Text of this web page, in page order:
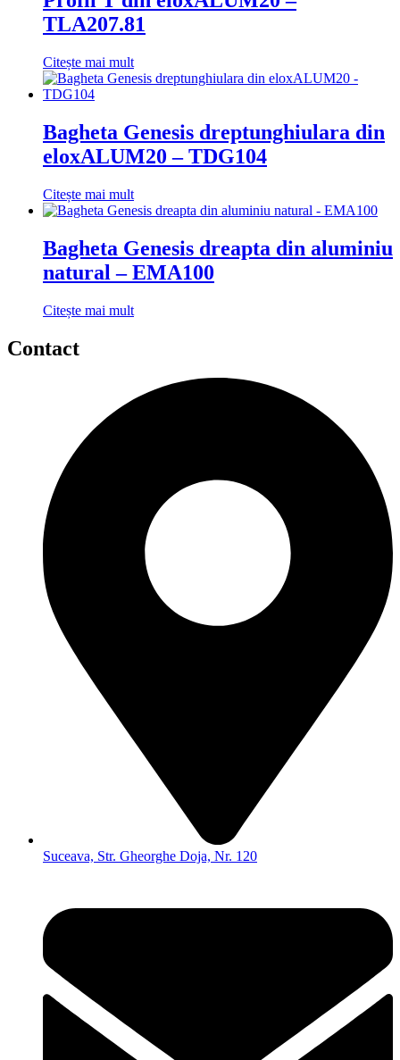
TLA207.81
Citește mai mult
Bagheta Genesis dreptunghiulara din
eloxALUM20 – TDG104
Citește mai mult
Bagheta Genesis dreapta din aluminiu
natural – EMA100
Citește mai mult
Contact
Suceava, Str. Gheorghe Doja, Nr. 120